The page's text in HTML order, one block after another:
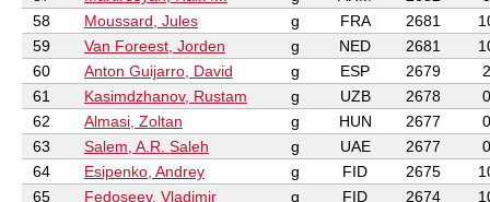
58
Moussard, Jules g FRA 2681
59
Van Foreest, Jorden g NED 2681
60
Anton Guijarro, David g ESP 2679
2
61
Kasimdzhanov, Rustam g UZB 2678
0
62
Almasi, Zoltan g HUN 2677
0
63
Salem, A.R. Saleh g UAE 2677
0
64
Esipenko, Andrey g FID 2675
65
Fedoseev, Vladimir g FID 2674